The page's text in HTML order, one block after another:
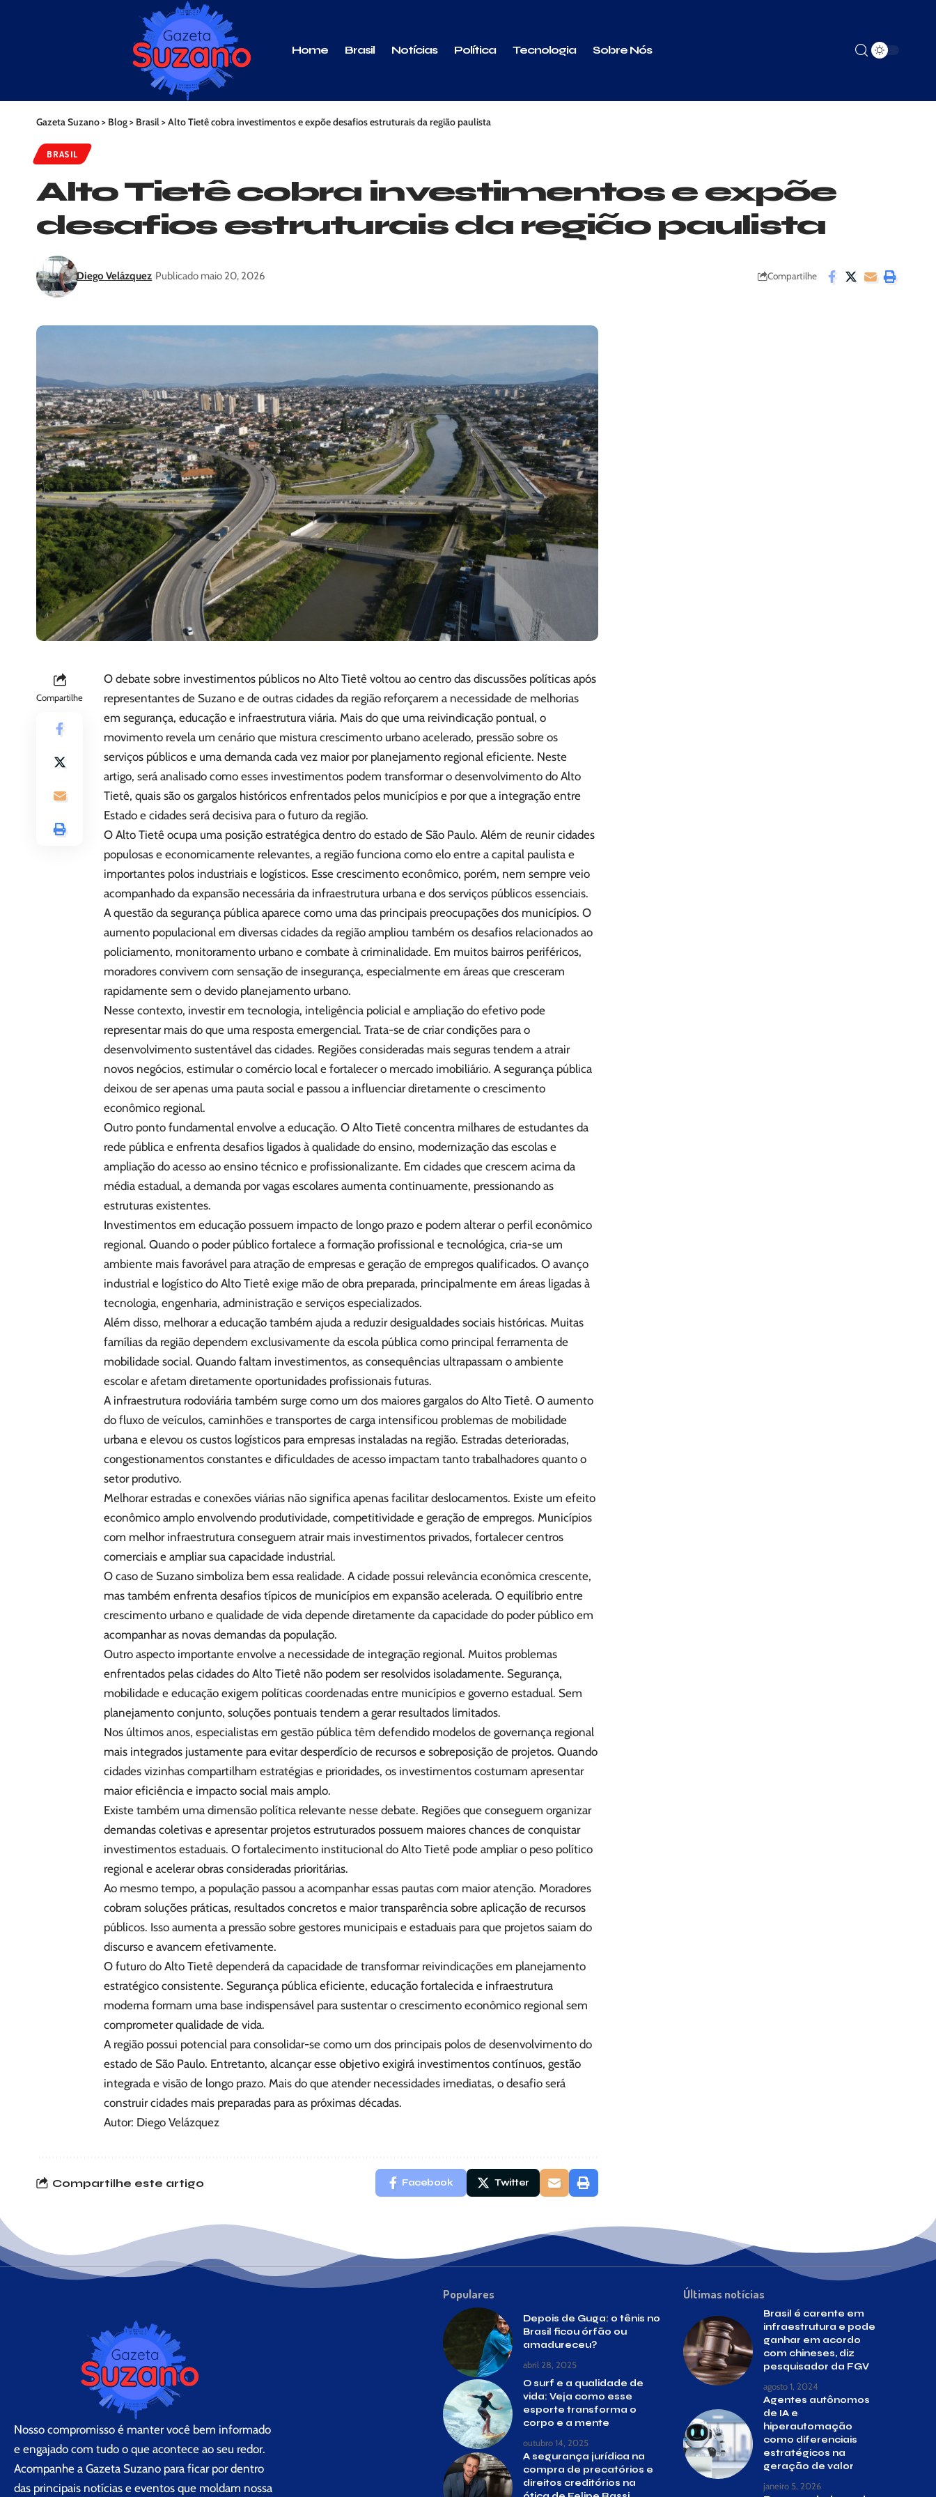
Home Brasil Notícias Política Tecnologia Sobre Nós
Gazeta Suzano> Blog> Brasil>Alto Tietê cobra investimentos e expõe desafios estruturais da região paulista
BRASIL
Alto Tietê cobra investimentos e expõe
desafios estruturais da região paulista
Diego Velázquez Publicado maio 20, 2026 Compartilhe
Compartilhe
O debate sobre investimentos públicos no Alto Tietê voltou ao centro das discussões políticas após
representantes de Suzano e de outras cidades da região reforçarem a necessidade de melhorias
em segurança, educação e infraestrutura viária. Mais do que uma reivindicação pontual, o
movimento revela um cenário que mistura crescimento urbano acelerado, pressão sobre os
serviços públicos e uma demanda cada vez maior por planejamento regional eficiente. Neste
artigo, será analisado como esses investimentos podem transformar o desenvolvimento do Alto
Tietê, quais são os gargalos históricos enfrentados pelos municípios e por que a integração entre
Estado e cidades será decisiva para o futuro da região.
O Alto Tietê ocupa uma posição estratégica dentro do estado de São Paulo. Além de reunir cidades
populosas e economicamente relevantes, a região funciona como elo entre a capital paulista e
importantes polos industriais e logísticos. Esse crescimento econômico, porém, nem sempre veio
acompanhado da expansão necessária da infraestrutura urbana e dos serviços públicos essenciais.
A questão da segurança pública aparece como uma das principais preocupações dos municípios. O
aumento populacional em diversas cidades da região ampliou também os desafios relacionados ao
policiamento, monitoramento urbano e combate à criminalidade. Em muitos bairros periféricos,
moradores convivem com sensação de insegurança, especialmente em áreas que cresceram
rapidamente sem o devido planejamento urbano.
Nesse contexto, investir em tecnologia, inteligência policial e ampliação do efetivo pode
representar mais do que uma resposta emergencial. Trata-se de criar condições para o
desenvolvimento sustentável das cidades. Regiões consideradas mais seguras tendem a atrair
novos negócios, estimular o comércio local e fortalecer o mercado imobiliário. A segurança pública
deixou de ser apenas uma pauta social e passou a influenciar diretamente o crescimento
econômico regional.
Outro ponto fundamental envolve a educação. O Alto Tietê concentra milhares de estudantes da
rede pública e enfrenta desafios ligados à qualidade do ensino, modernização das escolas e
ampliação do acesso ao ensino técnico e profissionalizante. Em cidades que crescem acima da
média estadual, a demanda por vagas escolares aumenta continuamente, pressionando as
estruturas existentes.
Investimentos em educação possuem impacto de longo prazo e podem alterar o perfil econômico
regional. Quando o poder público fortalece a formação profissional e tecnológica, cria-se um
ambiente mais favorável para atração de empresas e geração de empregos qualificados. O avanço
industrial e logístico do Alto Tietê exige mão de obra preparada, principalmente em áreas ligadas à
tecnologia, engenharia, administração e serviços especializados.
Além disso, melhorar a educação também ajuda a reduzir desigualdades sociais históricas. Muitas
famílias da região dependem exclusivamente da escola pública como principal ferramenta de
mobilidade social. Quando faltam investimentos, as consequências ultrapassam o ambiente
escolar e afetam diretamente oportunidades profissionais futuras.
A infraestrutura rodoviária também surge como um dos maiores gargalos do Alto Tietê. O aumento
do fluxo de veículos, caminhões e transportes de carga intensificou problemas de mobilidade
urbana e elevou os custos logísticos para empresas instaladas na região. Estradas deterioradas,
congestionamentos constantes e dificuldades de acesso impactam tanto trabalhadores quanto o
setor produtivo.
Melhorar estradas e conexões viárias não significa apenas facilitar deslocamentos. Existe um efeito
econômico amplo envolvendo produtividade, competitividade e geração de empregos. Municípios
com melhor infraestrutura conseguem atrair mais investimentos privados, fortalecer centros
comerciais e ampliar sua capacidade industrial.
O caso de Suzano simboliza bem essa realidade. A cidade possui relevância econômica crescente,
mas também enfrenta desafios típicos de municípios em expansão acelerada. O equilíbrio entre
crescimento urbano e qualidade de vida depende diretamente da capacidade do poder público em
acompanhar as novas demandas da população.
Outro aspecto importante envolve a necessidade de integração regional. Muitos problemas
enfrentados pelas cidades do Alto Tietê não podem ser resolvidos isoladamente. Segurança,
mobilidade e educação exigem políticas coordenadas entre municípios e governo estadual. Sem
planejamento conjunto, soluções pontuais tendem a gerar resultados limitados.
Nos últimos anos, especialistas em gestão pública têm defendido modelos de governança regional
mais integrados justamente para evitar desperdício de recursos e sobreposição de projetos. Quando
cidades vizinhas compartilham estratégias e prioridades, os investimentos costumam apresentar
maior eficiência e impacto social mais amplo.
Existe também uma dimensão política relevante nesse debate. Regiões que conseguem organizar
demandas coletivas e apresentar projetos estruturados possuem maiores chances de conquistar
investimentos estaduais. O fortalecimento institucional do Alto Tietê pode ampliar o peso político
regional e acelerar obras consideradas prioritárias.
Ao mesmo tempo, a população passou a acompanhar essas pautas com maior atenção. Moradores
cobram soluções práticas, resultados concretos e maior transparência sobre aplicação de recursos
públicos. Isso aumenta a pressão sobre gestores municipais e estaduais para que projetos saiam do
discurso e avancem efetivamente.
O futuro do Alto Tietê dependerá da capacidade de transformar reivindicações em planejamento
estratégico consistente. Segurança pública eficiente, educação fortalecida e infraestrutura
moderna formam uma base indispensável para sustentar o crescimento econômico regional sem
comprometer qualidade de vida.
A região possui potencial para consolidar-se como um dos principais polos de desenvolvimento do
estado de São Paulo. Entretanto, alcançar esse objetivo exigirá investimentos contínuos, gestão
integrada e visão de longo prazo. Mais do que atender necessidades imediatas, o desafio será
construir cidades mais preparadas para as próximas décadas.
Autor: Diego Velázquez
Compartilhe este artigo Facebook Twitter
Nosso compromisso é manter você bem informado
e engajado com tudo o que acontece ao seu redor.
Acompanhe a Gazeta Suzano para ficar por dentro
das principais notícias e eventos que moldam nossa
Populares
Depois de Guga: o tênis no
Brasil ficou órfão ou
amadureceu?
abril 28, 2025
O surf e a qualidade de
vida: Veja como esse
esporte transforma o
corpo e a mente
outubro 14, 2025
A segurança jurídica na
compra de precatórios e
direitos creditórios na
Últimas notícias
Brasil é carente em
infraestrutura e pode
ganhar em acordo
com chineses, diz
pesquisador da FGV
agosto 1, 2024
Agentes autônomos
de IA e
hiperautomação
como diferenciais
estratégicos na
geração de valor
janeiro 5, 2026